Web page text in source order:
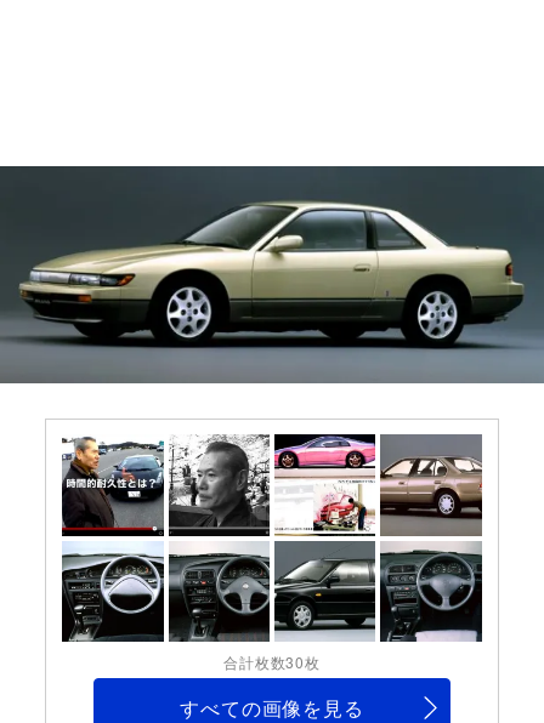
合計枚数30枚
すべての画像を見る